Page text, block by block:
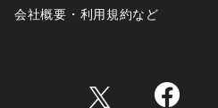
会社概要・利用規約など